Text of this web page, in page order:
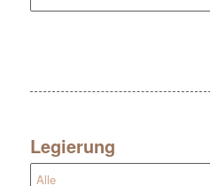
Legierung